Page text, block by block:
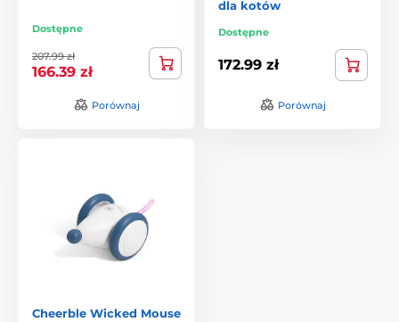
Dostępne
207.99 zł
166.39 zł
Porównaj
dla kotów
Dostępne
172.99 zł
Porównaj
Cheerble Wicked Mouse